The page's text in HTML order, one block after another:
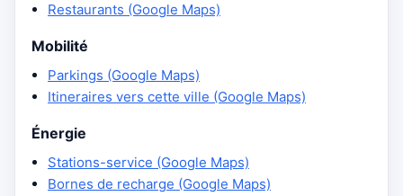
Restaurants (Google Maps)
Mobilité
Parkings (Google Maps)
Itineraires vers cette ville (Google Maps)
Énergie
Stations-service (Google Maps)
Bornes de recharge (Google Maps)